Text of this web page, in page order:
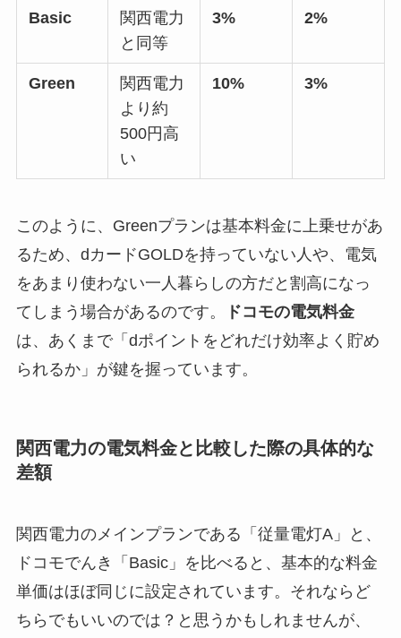
Basic
関西電力
と同等
3% 2%
Green
関西電力
より約
500円高
い
10% 3%
このように、Greenプランは基本料金に上乗せがあ
るため、dカードGOLDを持っていない人や、電気
をあまり使わない一人暮らしの方だと割高になっ
てしまう場合があるのです。
ドコモの電気料金
は、あくまで「dポイントをどれだけ効率よく貯め
られるか」が鍵を握っています。
関西電力の電気料金と比較した際の具体的な
差額
関西電力のメインプランである「従量電灯A」と、
ドコモでんき「Basic」を比べると、基本的な料金
単価はほぼ同じに設定されています。それならど
ちらでもいいのでは？と思うかもしれませんが、